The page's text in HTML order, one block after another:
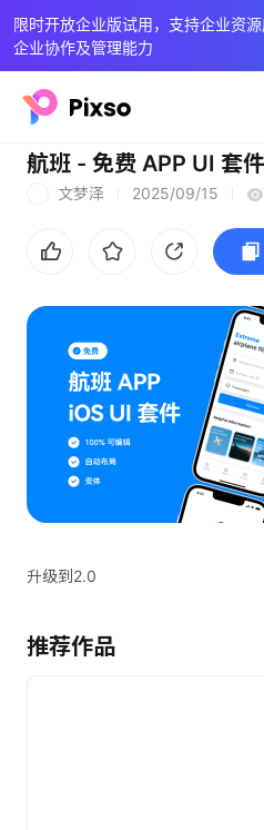
限时开放企业版试用，支持企业资
企业协作及管理能力
航班 - 免费 APP UI 套件
文梦泽 2025/09/15
升级到2.0
推荐作品